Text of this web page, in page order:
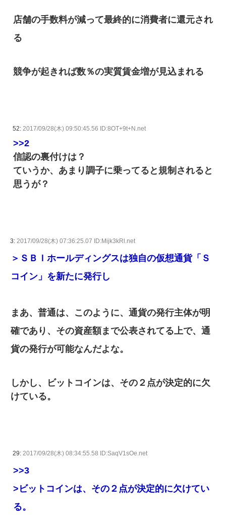
店舗の手数料が減って最終的に消費者に還元され
る
競争が起きれば数％の実質賃金増が見込まれる
52: 2017/09/28(木) 09:50:45.56 ID:8OT+9t+N.net
>>2
信認の裏付けは？
ていうか、あまり調子に乗ってると規制されると
思うが？
3: 2017/09/28(木) 07:36:25.07 ID:Mijk3kRl.net
＞ＳＢＩホールディングスは独自の仮想通貨「Ｓ
コイン」を新たに発行し
まあ、普通は、このように、通貨の発行主体が明
確であり、その資産額まで公表されてる上で、通
貨の発行が可能なんだよな。
しかし、ビットコインは、その２点が決定的に欠
けている。
29: 2017/09/28(木) 08:34:55.58 ID:SaqV1sOe.net
>>3
>ビットコインは、その２点が決定的に欠けてい
る。